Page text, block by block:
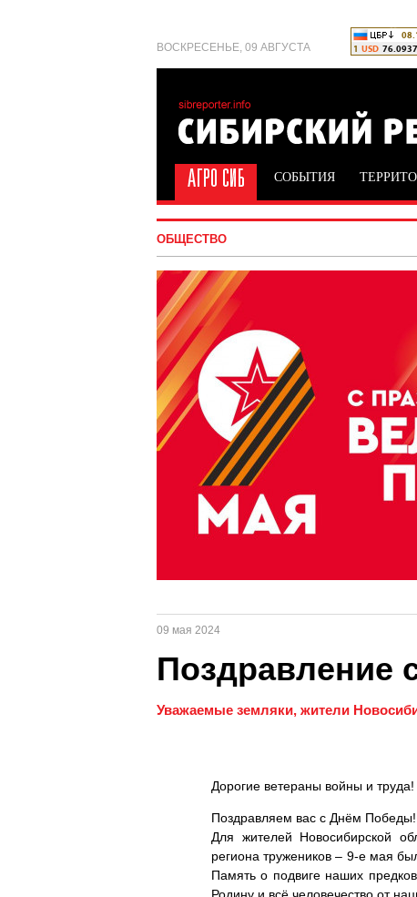
ВОСКРЕСЕНЬЕ, 09 АВГУСТА
СОБЫТИЯ
ОБЩЕСТВО
09 мая 2024
Поздравление
Уважаемые земляки, жители
Дорогие ветераны войны и труда!
Поздравляем вас с Днём Победы!
Для жителей Новосибирской
региона тружеников – 9-е мая
Память о подвиге наших